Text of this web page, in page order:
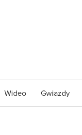
Wideo Gwiazdy